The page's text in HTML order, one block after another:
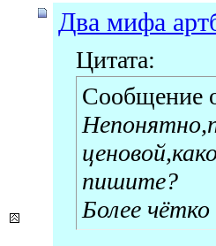
Два мифа
Цитата:
Сообщение
пишите?
Более